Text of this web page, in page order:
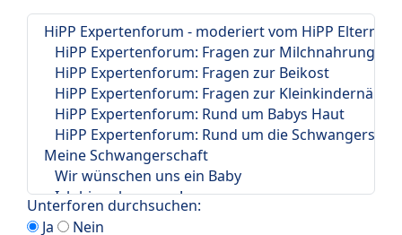
Unterforen durchsuchen:
Ja
Nein